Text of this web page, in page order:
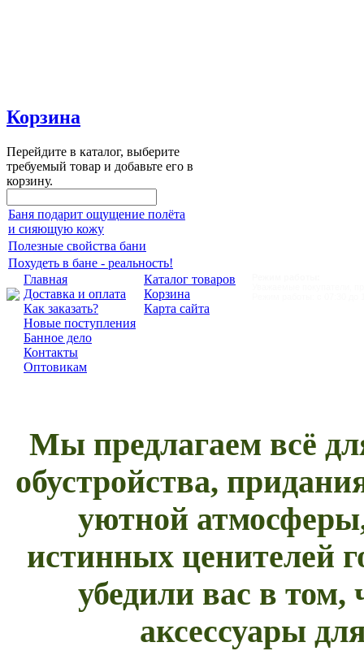
Корзина
Перейдите в каталог, выберите
требуемый товар и добавьте его в
корзину.
Баня подарит ощущение полёта
и сияющую кожу
Полезные свойства бани
Похудеть в бане - реальность!
Главная
Доставка и оплата
Как заказать?
Новые поступления
Банное дело
Контакты
Оптовикам
Каталог товаров
Корзина
Карта сайта
Мы предлагаем всё
обустройства,
уютной
истинных ценителей
убедили вас в
аксессуары